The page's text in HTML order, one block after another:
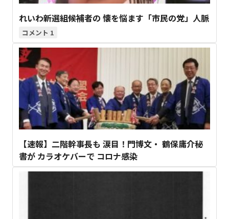
れいわ新選組候補者の 懐を悩ます「市民の党」人脈
1
【速報】二階幹事長も 涙目！門博文・ 鶴保庸介秘
書が カラオケバーで コロナ感染